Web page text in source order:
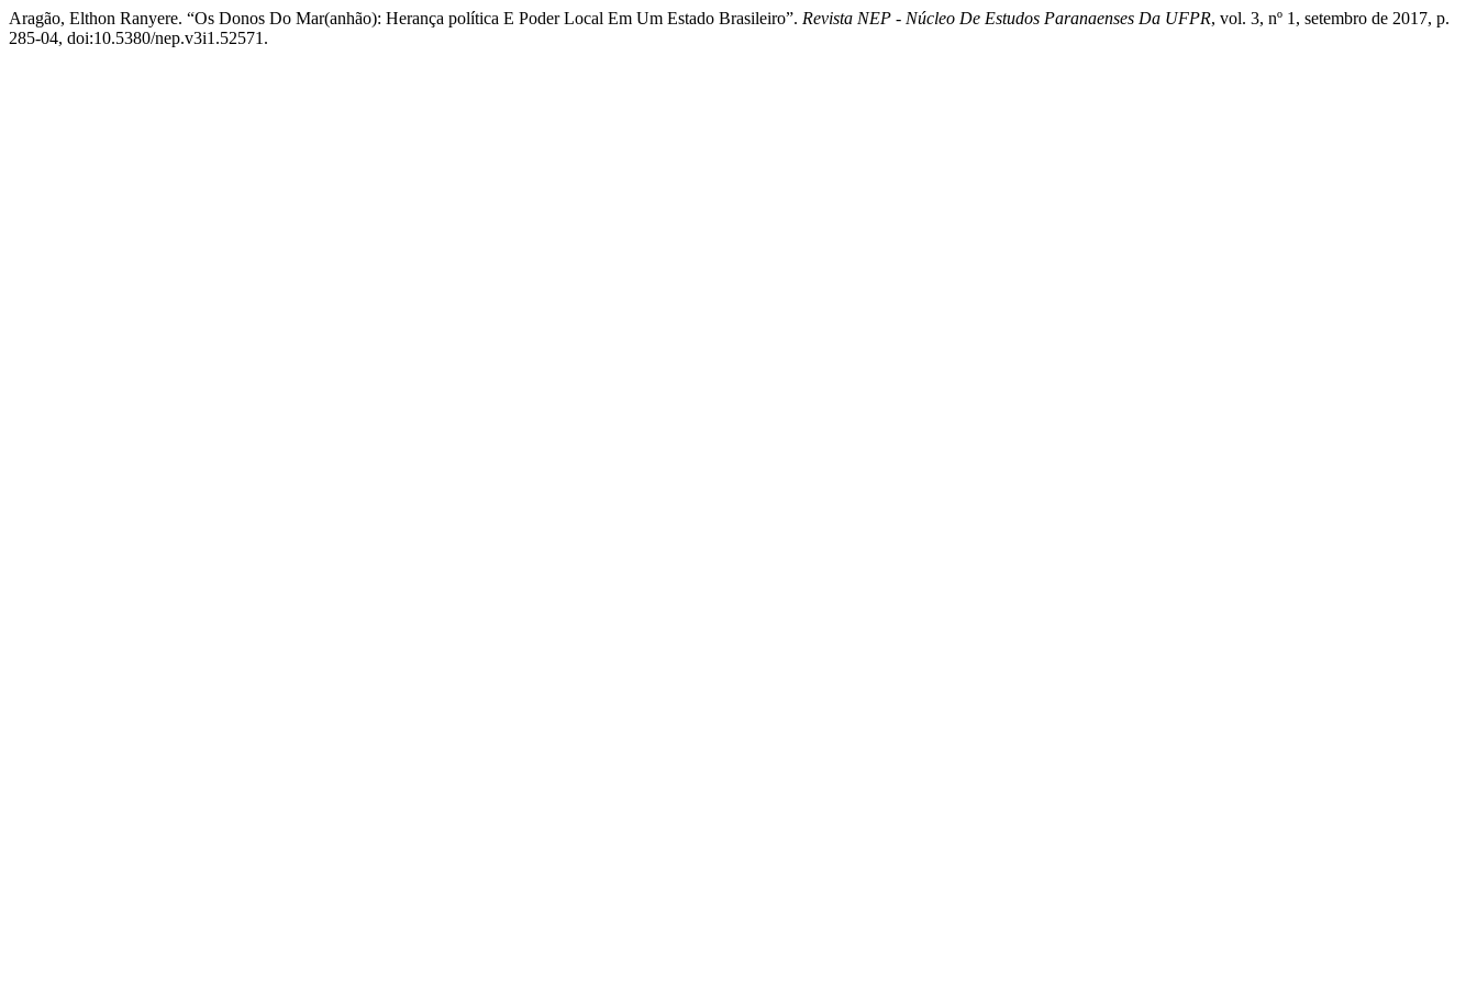
Aragão, Elthon Ranyere. “Os Donos Do Mar(anhão): Herança política E Poder Local Em Um Estado Brasileiro”. Revista NEP - Núcleo De Estudos Paranaenses Da UFPR, vol. 3, nº 1, setembro de 2017, p.
285-04, doi:10.5380/nep.v3i1.52571.